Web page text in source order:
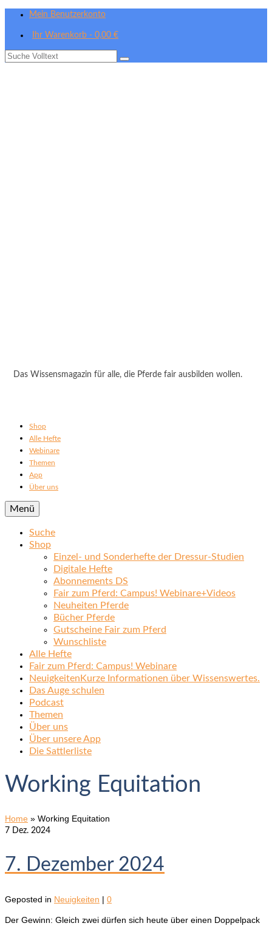
Mein Benutzerkonto
Ihr Warenkorb - 0,00 €
Suche
Das Wissensmagazin für alle, die Pferde fair ausbilden wollen.
Shop
Alle Hefte
Webinare
Themen
App
Über uns
Menü
Suche
Shop
Einzel- und Sonderhefte der Dressur-Studien
Digitale Hefte
Abonnements DS
Fair zum Pferd: Campus! Webinare+Videos
Neuheiten Pferde
Bücher Pferde
Gutscheine Fair zum Pferd
Wunschliste
Alle Hefte
Fair zum Pferd: Campus! Webinare
Neuigkeiten Kurze Informationen über Wissenswertes.
Das Auge schulen
Podcast
Themen
Über uns
Über unsere App
Die Sattlerliste
Working Equitation
Home » Working Equitation
7 Dez. 2024
7. Dezember 2024
Geposted in Neuigkeiten | 0
Der Gewinn: Gleich zwei dürfen sich heute über einen Doppelpack